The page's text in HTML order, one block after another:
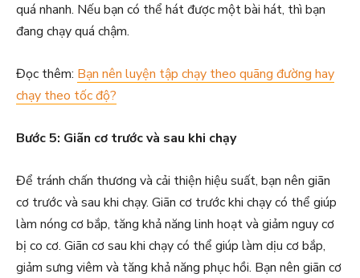
quá nhanh. Nếu bạn có thể hát được một bài hát, thì bạn
đang chạy quá chậm.
Đọc thêm: Bạn nên luyện tập chạy theo quãng đường hay
chạy theo tốc độ?
Bước 5: Giãn cơ trước và sau khi chạy
Để tránh chấn thương và cải thiện hiệu suất, bạn nên giãn
cơ trước và sau khi chạy. Giãn cơ trước khi chạy có thể giúp
làm nóng cơ bắp, tăng khả năng linh hoạt và giảm nguy cơ
bị co cơ. Giãn cơ sau khi chạy có thể giúp làm dịu cơ bắp,
giảm sưng viêm và tăng khả năng phục hồi. Bạn nên giãn cơ